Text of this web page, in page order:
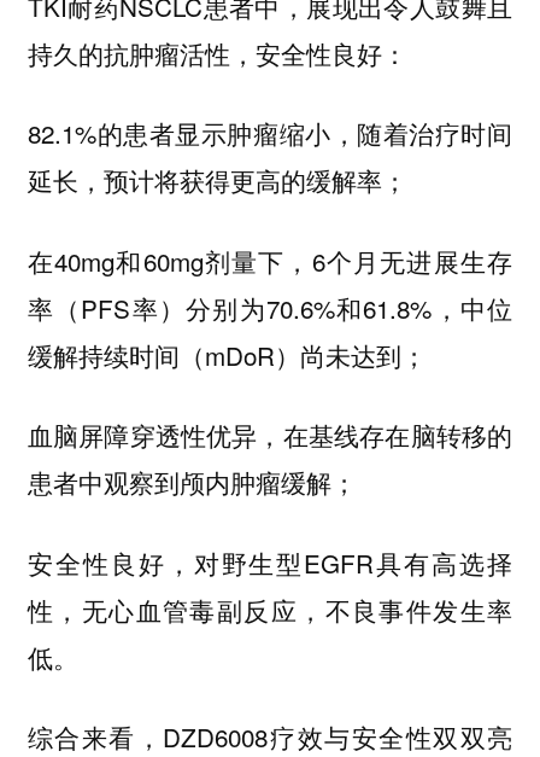
持久的抗肿瘤活性，安全性良好：
82.1%的患者显示肿瘤缩小，随着治疗时间
延长，预计将获得更高的缓解率；
在40mg和60mg剂量下，6个月无进展生存
率（PFS率）分别为70.6%和61.8%，中位
缓解持续时间（mDoR）尚未达到；
血脑屏障穿透性优异，在基线存在脑转移的
患者中观察到颅内肿瘤缓解；
安全性良好，对野生型EGFR具有高选择
性，无心血管毒副反应，不良事件发生率
低。
综合来看，DZD6008疗效与安全性双双亮